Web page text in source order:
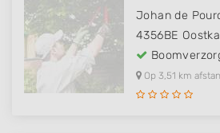
Johan de
4356BE
Op 3,51 km